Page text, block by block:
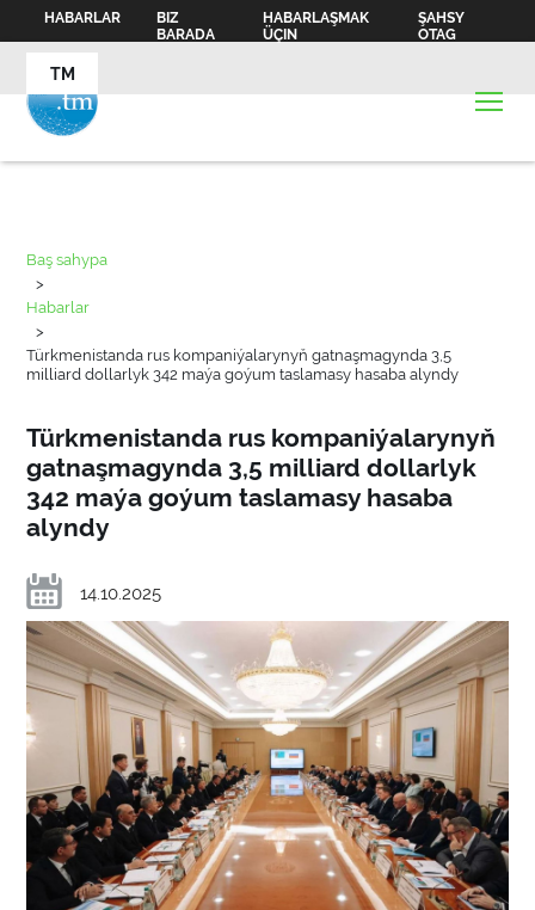
HABARLAR
BIZ
BARADA
HABARLAŞMAK
ÜÇIN
ŞAHSY
OTAG
TM
Baş sahypa
>
Habarlar
>
Türkmenistanda rus kompaniýalarynyň gatnaşmagynda 3,5
milliard dollarlyk 342 maýa goýum taslamasy hasaba alyndy
Türkmenistanda rus kompaniýalarynyň
gatnaşmagynda 3,5 milliard dollarlyk
342 maýa goýum taslamasy hasaba
alyndy
14.10.2025